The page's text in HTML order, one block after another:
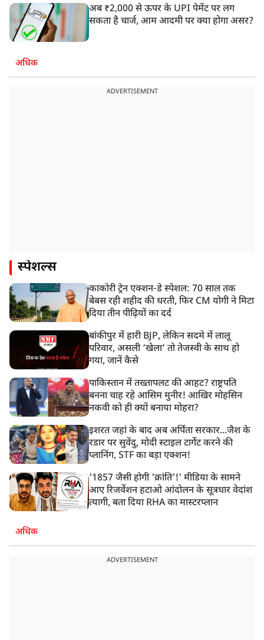
अब ₹2,000 से ऊपर के UPI पेमेंट पर लग
सकता है चार्ज, आम आदमी पर क्या होगा असर?
अधिक
ADVERTISEMENT
स्पेशल्स
काकोरी ट्रेन एक्शन-डे स्पेशल: 70 साल तक
बेबस रही शहीद की धरती, फिर CM योगी ने मिटा
दिया तीन पीढ़ियों का दर्द
बांकीपुर में हारी BJP, लेकिन सदमे में लालू
परिवार, असली ‘खेला’ तो तेजस्वी के साथ हो
गया, जानें कैसे
पाकिस्तान में तख्तापलट की आहट? राष्ट्रपति
बनना चाह रहे आसिम मुनीर! आखिर मोहसिन
नकवी को ही क्यों बनाया मोहरा?
इशरत जहां के बाद अब अर्पिता सरकार...जैश के
रडार पर सुवेंदु, मोदी स्टाइल टार्गेट करने की
प्लानिंग, STF का बड़ा एक्शन!
'1857 जैसी होगी 'क्रांति'!' मीडिया के सामने
आए रिजर्वेशन हटाओ आंदोलन के सूत्रधार वेदांश
त्यागी, बता दिया RHA का मास्टरप्लान
अधिक
ADVERTISEMENT